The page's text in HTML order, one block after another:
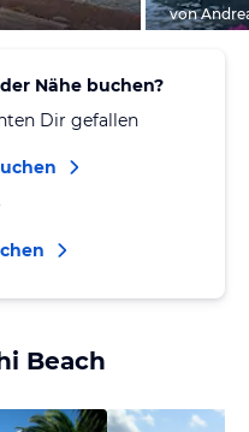
von
Nähe buchen?
Dir gefallen
Beach